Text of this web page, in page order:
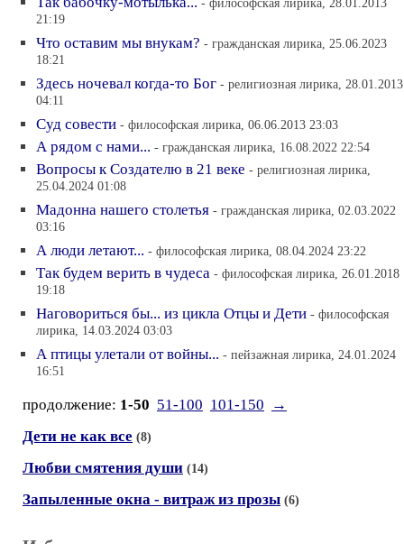
21:19
Что оставим мы внукам? - гражданская лирика, 25.06.2023
18:21
Здесь ночевал когда-то Бог - религиозная лирика, 28.01.2013
04:11
Суд совести - философская лирика, 06.06.2013 23:03
А рядом с нами... - гражданская лирика, 16.08.2022 22:54
Вопросы к Создателю в 21 веке - религиозная лирика,
25.04.2024 01:08
Мадонна нашего столетья - гражданская лирика, 02.03.2022
03:16
А люди летают... - философская лирика, 08.04.2024 23:22
Так будем верить в чудеса - философская лирика, 26.01.2018
19:18
Наговориться бы... из цикла Отцы и Дети - философская
лирика, 14.03.2024 03:03
А птицы улетали от войны... - пейзажная лирика, 24.01.2024
16:51
продолжение: 1-50 51-100 101-150
→
Дети не как все (8)
Любви смятения души (14)
Запыленные окна - витраж из прозы (6)